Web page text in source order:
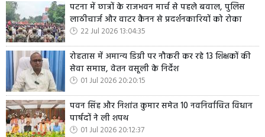
पटना में छात्रों के राजभवन मार्च से पहले बवाल, पुलिस
लाठीचार्ज और वाटर कैनन से प्रदर्शनकारियों को रोका
22 Jul 2026 13:04:35
रोहतास में अमान्य डिग्री पर नौकरी कर रहे 13 शिक्षकों की
सेवा समाप्त, वेतन वसूली के निर्देश
01 Jul 2026 20:20:15
पवन सिंह और निशांत कुमार समेत 10 नवनिर्वाचित विधान
पार्षदों ने ली शपथ
01 Jul 2026 20:12:37